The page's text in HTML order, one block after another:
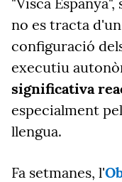
no es tracta
configuració
executiu
significativa
especialment
llengua.
Fa setmanes, l'